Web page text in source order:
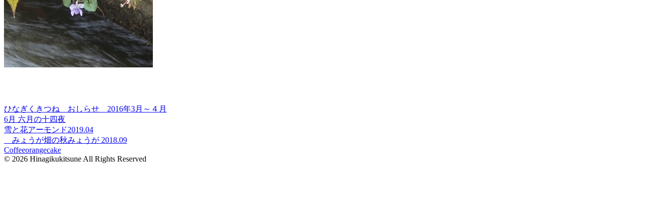
ひなぎくきつね おしらせ 2016年3月～４月
6月 六月の十四夜
雪と花アーモンド2019.04
みょうが畑の秋みょうが 2018.09
Coffeeorangecake
© 2026 Hinagikukitsune All Rights Reserved